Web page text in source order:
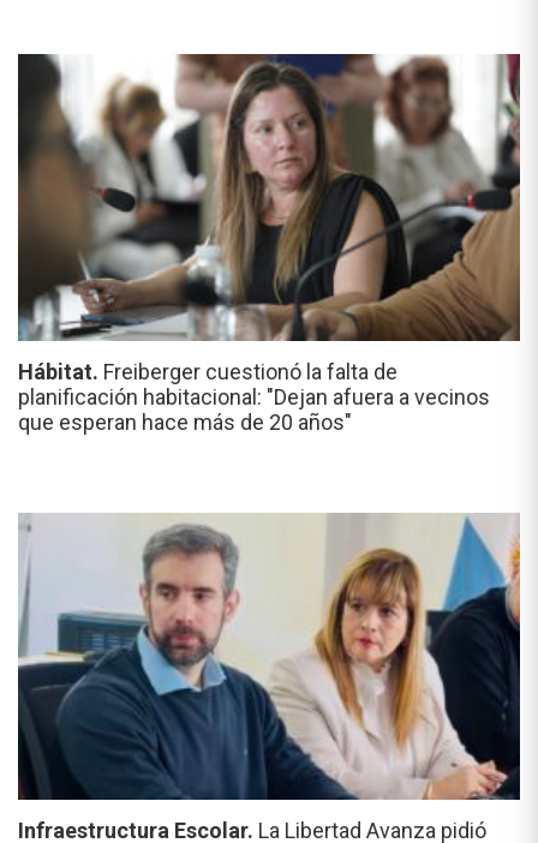
Hábitat. Freiberger cuestionó la falta de
planificación habitacional: "Dejan afuera a vecinos
que esperan hace más de 20 años"
Infraestructura Escolar. La Libertad Avanza pidió